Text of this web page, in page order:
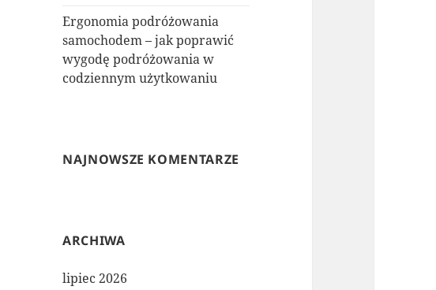
Ergonomia podróżowania
samochodem – jak poprawić
wygodę podróżowania w
codziennym użytkowaniu
NAJNOWSZE KOMENTARZE
ARCHIWA
lipiec 2026